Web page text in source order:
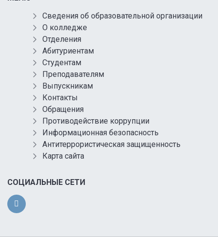
Сведения об образовательной организации
О колледже
Отделения
Абитуриентам
Студентам
Преподавателям
Выпускникам
Контакты
Обращения
Противодействие коррупции
Информационная безопасность
Антитеррористическая защищенность
Карта сайта
СОЦИАЛЬНЫЕ СЕТИ